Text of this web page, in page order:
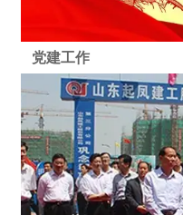
党建工作